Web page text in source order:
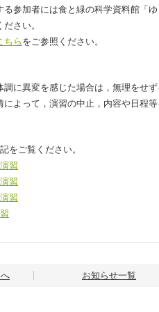
る参加者には食と緑の科学資料館「
さい。
ちら をご参照ください。
に異変を感じた場合は，無理をせず
によって，演習の中止，内容や日程
をご覧ください。
習
習
習
お知らせ一覧